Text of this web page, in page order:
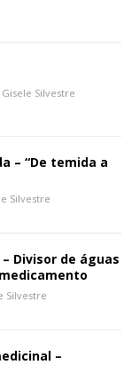
Gisele Silvestre
– “De temida a
Silvestre
Divisor de águas
Silvestre
–